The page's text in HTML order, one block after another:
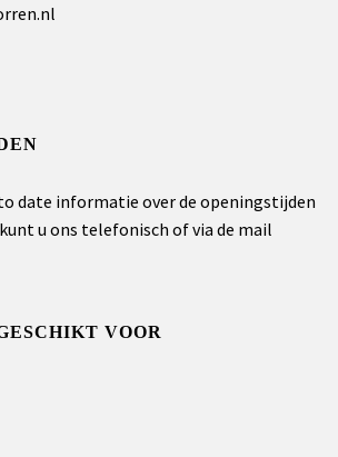
date informatie over de openingstijden
u ons telefonisch of via de mail
VOOR